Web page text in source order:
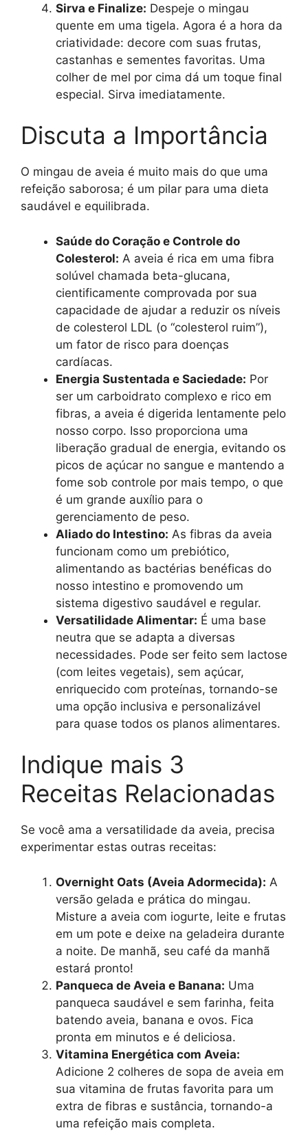
Sirva e Finalize: Despeje o mingau
quente em uma tigela. Agora é a hora da
criatividade: decore com suas frutas,
castanhas e sementes favoritas. Uma
colher de mel por cima dá um toque final
especial. Sirva imediatamente.
Discuta a Importância
O mingau de aveia é muito mais do que uma
refeição saborosa; é um pilar para uma dieta
saudável e equilibrada.
Saúde do Coração e Controle do
Colesterol: A aveia é rica em uma fibra
solúvel chamada beta-glucana,
cientificamente comprovada por sua
capacidade de ajudar a reduzir os níveis
de colesterol LDL (o “colesterol ruim”),
um fator de risco para doenças
cardíacas.
Energia Sustentada e Saciedade: Por
ser um carboidrato complexo e rico em
fibras, a aveia é digerida lentamente pelo
nosso corpo. Isso proporciona uma
liberação gradual de energia, evitando os
picos de açúcar no sangue e mantendo a
fome sob controle por mais tempo, o que
é um grande auxílio para o
gerenciamento de peso.
Aliado do Intestino: As fibras da aveia
funcionam como um prebiótico,
alimentando as bactérias benéficas do
nosso intestino e promovendo um
sistema digestivo saudável e regular.
Versatilidade Alimentar: É uma base
neutra que se adapta a diversas
necessidades. Pode ser feito sem lactose
(com leites vegetais), sem açúcar,
enriquecido com proteínas, tornando-se
uma opção inclusiva e personalizável
para quase todos os planos alimentares.
Indique mais 3
Receitas Relacionadas
Se você ama a versatilidade da aveia, precisa
experimentar estas outras receitas:
Overnight Oats (Aveia Adormecida): A
versão gelada e prática do mingau.
Misture a aveia com iogurte, leite e frutas
em um pote e deixe na geladeira durante
a noite. De manhã, seu café da manhã
estará pronto!
Panqueca de Aveia e Banana: Uma
panqueca saudável e sem farinha, feita
batendo aveia, banana e ovos. Fica
pronta em minutos e é deliciosa.
Vitamina Energética com Aveia:
Adicione 2 colheres de sopa de aveia em
sua vitamina de frutas favorita para um
extra de fibras e sustância, tornando-a
uma refeição mais completa.